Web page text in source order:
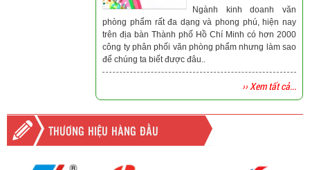
Ngành kinh doanh văn
phòng phẩm rất đa dạng và phong phú, hiện nay
trên địa bàn Thành phố Hồ Chí Minh có hơn 2000
công ty phân phối văn phòng phẩm nhưng làm sao
để chúng ta biết được đâu..
›› Xem tất cả...
THƯƠNG HIỆU HÀNG ĐẦU